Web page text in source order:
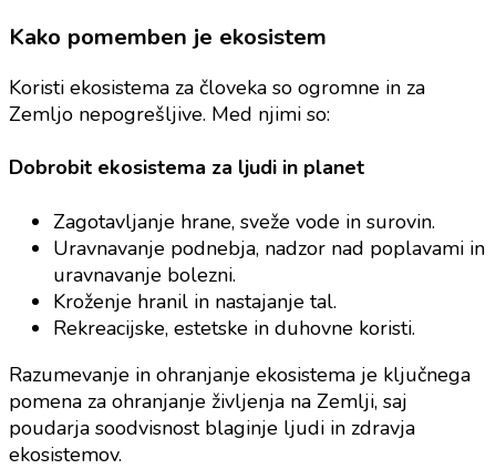
Kako pomemben je ekosistem
Koristi ekosistema za človeka so ogromne in za
Zemljo nepogrešljive. Med njimi so:
Dobrobit ekosistema za ljudi in planet
Zagotavljanje hrane, sveže vode in surovin.
Uravnavanje podnebja, nadzor nad poplavami in
uravnavanje bolezni.
Kroženje hranil in nastajanje tal.
Rekreacijske, estetske in duhovne koristi.
Razumevanje in ohranjanje ekosistema je ključnega
pomena za ohranjanje življenja na Zemlji, saj
poudarja soodvisnost blaginje ljudi in zdravja
ekosistemov.